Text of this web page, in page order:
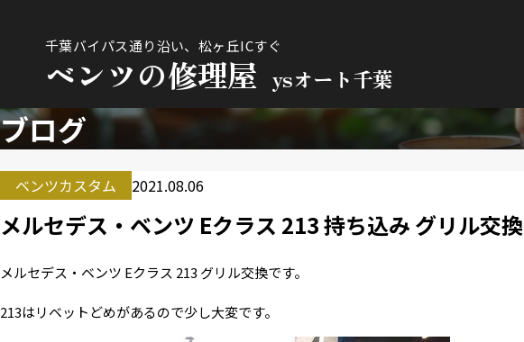
千葉バイパス通り沿い、松ヶ丘ICすぐ
ベンツの修理屋 ysオート千葉
ブログ
ベンツカスタム
2021.08.06
メルセデス・ベンツ Eクラス 213 持ち込み グリル交換
メルセデス・ベンツ Eクラス 213 グリル交換です。
213はリベットどめがあるので少し大変です。